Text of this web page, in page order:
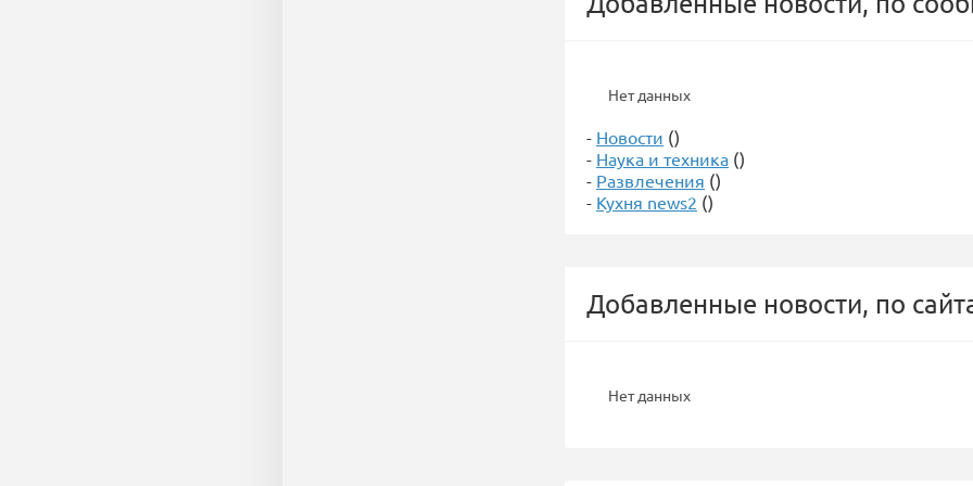
Нет данных
- Новости ()
- Наука и техника ()
- Развлечения ()
- Кухня news2 ()
Добавленные новости, по
Нет данных